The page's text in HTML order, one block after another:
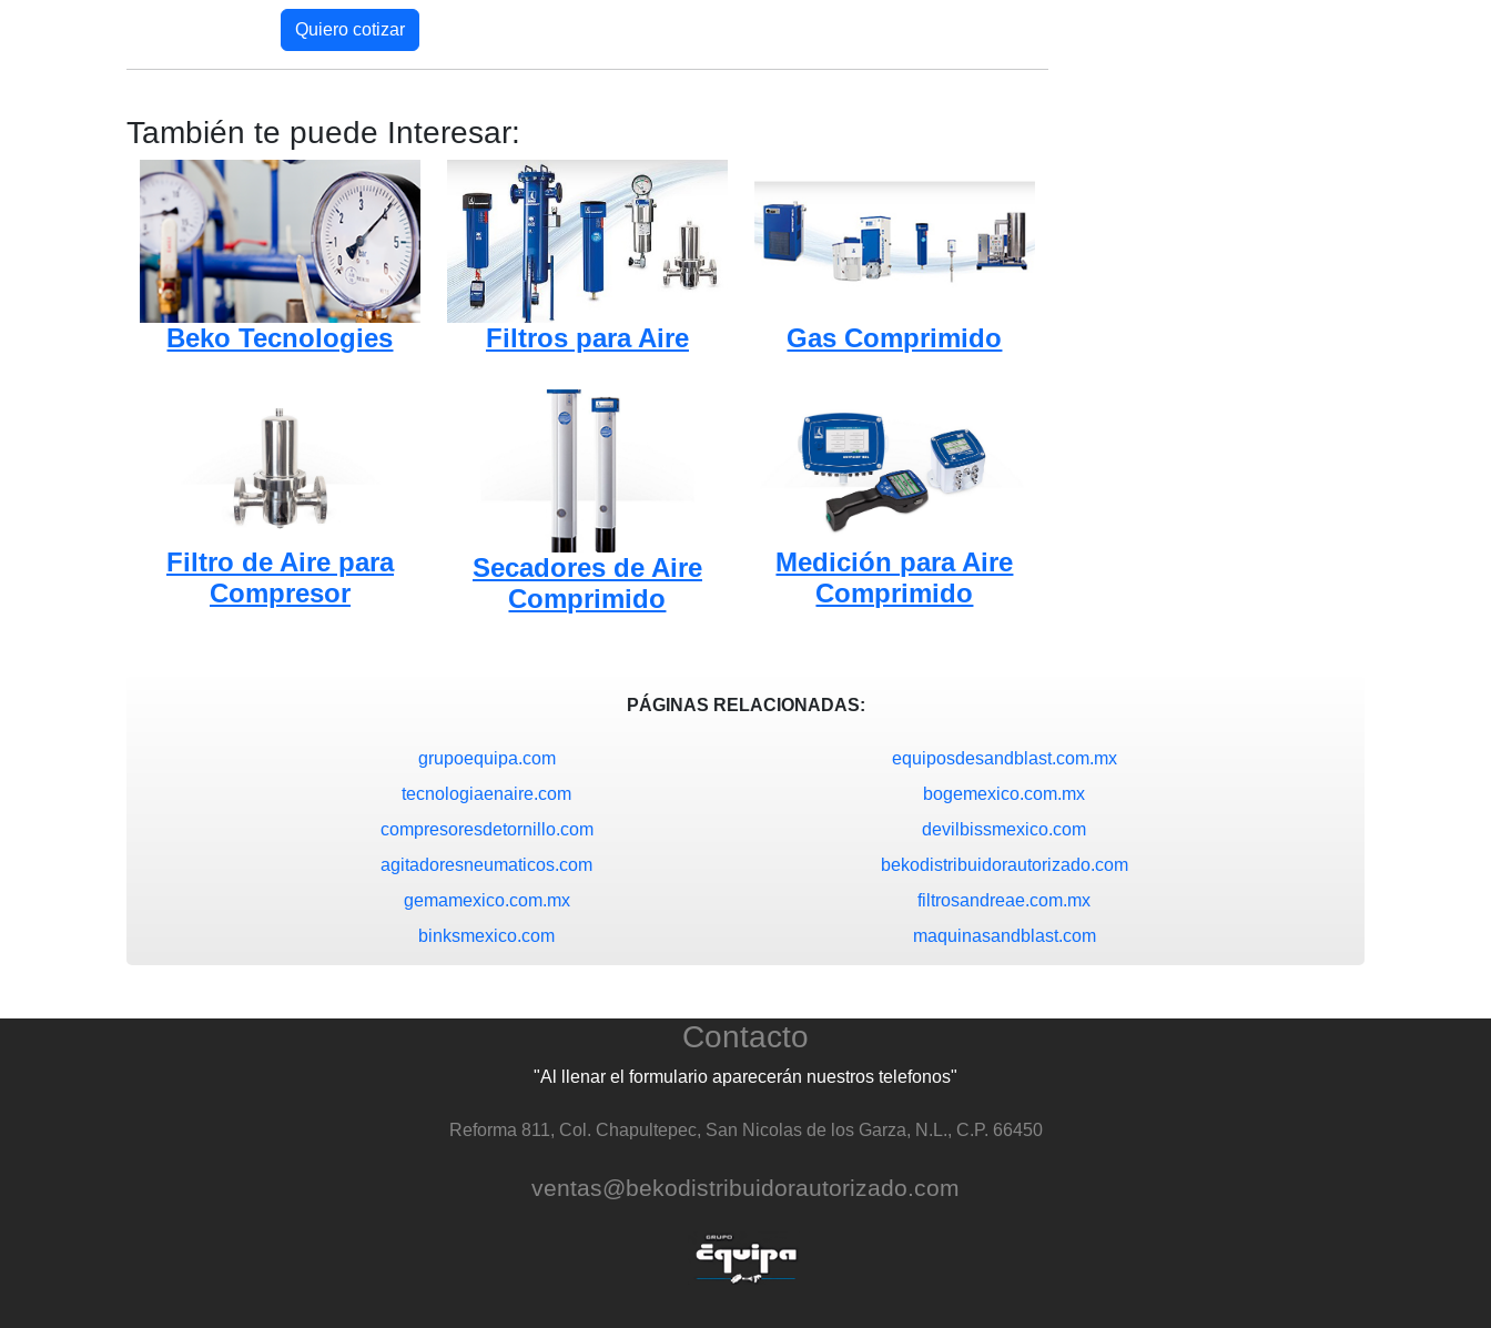
Quiero cotizar
También te puede Interesar:
Beko Tecnologies Filtros para Aire Gas Comprimido
Filtro de Aire para
Compresor
Secadores de Aire
Comprimido
Medición para Aire
Comprimido
PÁGINAS RELACIONADAS:
grupoequipa.com
tecnologiaenaire.com
compresoresdetornillo.com
agitadoresneumaticos.com
gemamexico.com.mx
binksmexico.com
equiposdesandblast.com.mx
bogemexico.com.mx
devilbissmexico.com
bekodistribuidorautorizado.com
filtrosandreae.com.mx
maquinasandblast.com
Contacto
"Al llenar el formulario aparecerán nuestros telefonos"
Reforma 811, Col. Chapultepec, San Nicolas de los Garza, N.L., C.P. 66450
ventas@bekodistribuidorautorizado.com